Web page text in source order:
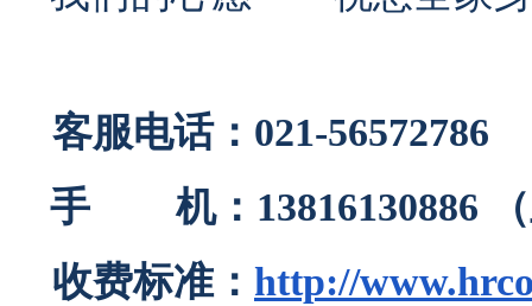
客服电话：021-56572786
手 机：13816130886 （
收费标准： http://